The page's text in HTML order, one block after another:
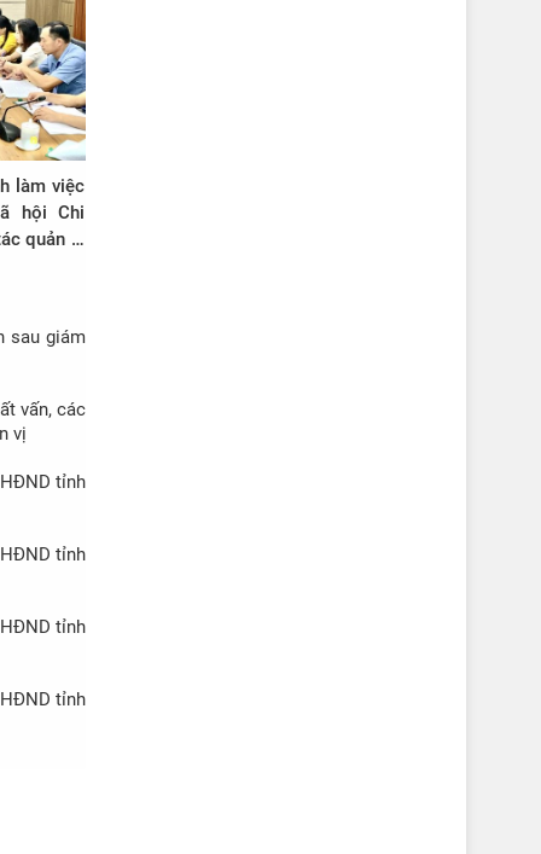
làm việc
hội Chi
quản lý
sau giám
vấn, các
vị
tỉnh
tỉnh
tỉnh
tỉnh